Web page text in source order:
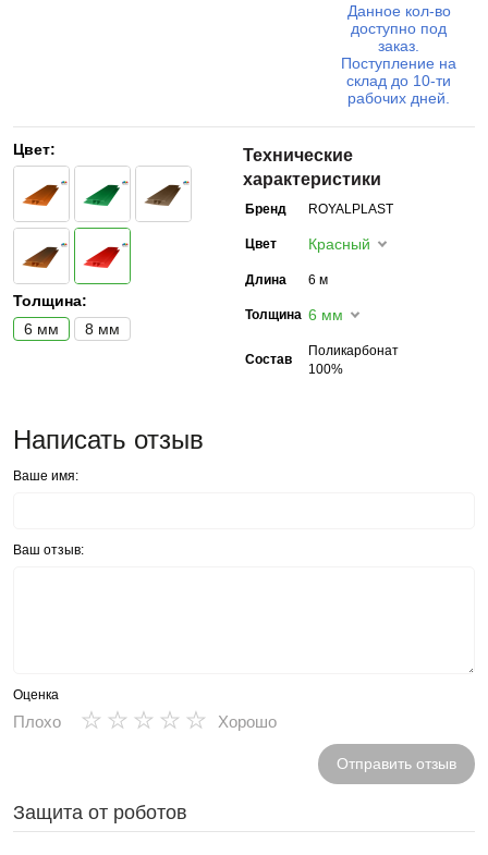
Данное кол-во
доступно под
заказ.
Поступление на
склад до 10-ти
рабочих дней.
Цвет:
Толщина:
6 мм
8 мм
Технические
характеристики
Бренд ROYALPLAST
Цвет Красный
Длина 6 м
Толщина 6 мм
Состав
Поликарбонат
100%
Написать отзыв
Ваше имя:
Ваш отзыв:
Оценка
Плохо ★
★
★
★
★ Хорошо
Отправить отзыв
Защита от роботов